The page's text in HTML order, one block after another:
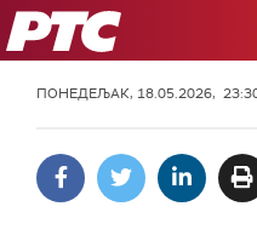
РТС
ПОНЕДЕЉАК, 18.05.2026,